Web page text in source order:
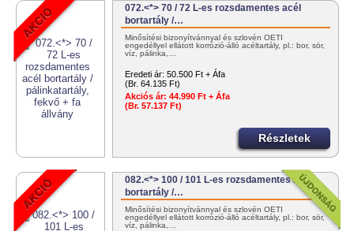
072.<*> 70 / 72 L-es rozsdamentes acél
bortartály /…
Minősítési bizonyítvánnyal és szlovén OÉTI
engedéllyel ellátott korrózió-álló acéltartály, pl.: bor, sör,
víz, pálinka,…
Eredeti ár: 50.500 Ft + Áfa
(Br. 64.135 Ft)
Akciós ár: 44.990 Ft + Áfa
(Br. 57.137 Ft)
Részletek
082.<*> 100 / 101 L-es rozsdamentes acél
bortartály /…
Minősítési bizonyítvánnyal és szlovén OÉTI
engedéllyel ellátott korrózió-álló acéltartály, pl.: bor, sör,
víz, pálinka,…